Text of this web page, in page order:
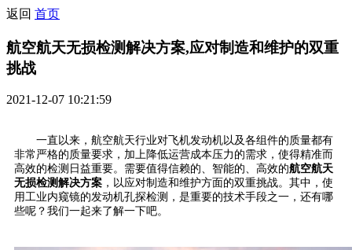
返回 首页
航空航天无损检测解决方案,应对制造和维护的双重
挑战
2021-12-07 10:21:59
一直以来，航空航天行业对飞机发动机以及各组件的质量都有
非常严格的质量要求，加上降低运营成本压力的需求，使得精准而
高效的检测日益重要。需要值得信赖的、智能的、高效的航空航天
无损检测解决方案 ，以应对制造和维护方面的双重挑战。其中，使
用工业内窥镜的发动机孔探检测，是重要的技术手段之一，还有哪
些呢？我们一起来了解一下吧。